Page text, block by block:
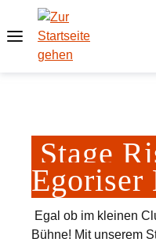
Zum Hauptinhalt springen
Stage
Egal ob im kleinen
Bühne! Mit unserem